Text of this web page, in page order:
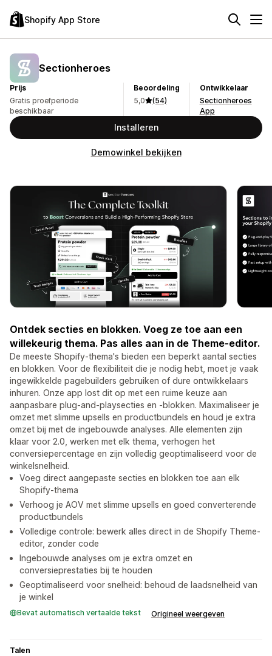
Shopify App Store
Sectionheroes
Prijs
Gratis proefperiode
beschikbaar
Beoordeling
5,0
(54)
Ontwikkelaar
Sectionheroes
App
Installeren
Demowinkel bekijken
Ontdek secties en blokken. Voeg ze toe aan een
willekeurig thema. Pas alles aan in de Theme-editor.
De meeste Shopify-thema's bieden een beperkt aantal secties
en blokken. Voor de flexibiliteit die je nodig hebt, moet je vaak
ingewikkelde pagebuilders gebruiken of dure ontwikkelaars
inhuren. Onze app lost dit op met een ruime keuze aan
aanpasbare plug-and-playsecties en -blokken. Maximaliseer je
omzet met slimme upsells en productbundels en houd je extra
omzet bij met de ingebouwde analyses. Alle elementen zijn
klaar voor 2.0, werken met elk thema, verhogen het
conversiepercentage en zijn volledig geoptimaliseerd voor de
winkelsnelheid.
Voeg direct aangepaste secties en blokken toe aan elk
Shopify-thema
Verhoog je AOV met slimme upsells en goed converterende
productbundels
Volledige controle: bewerk alles direct in de Shopify Theme-
editor, zonder code
Ingebouwde analyses om je extra omzet en
conversieprestaties bij te houden
Geoptimaliseerd voor snelheid: behoud de laadsnelheid van
je winkel
Bevat automatisch vertaalde tekst Origineel weergeven
Talen